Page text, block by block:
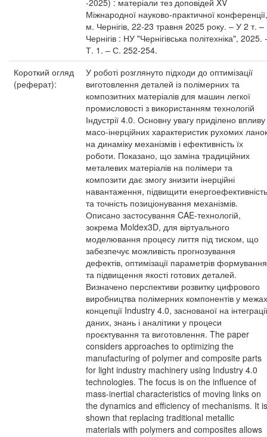
-2025) : матеріали тез доповідей XV
Міжнародної науково-практичної конференції,
м. Чернігів, 22-23 травня 2025 року. – У 2 т. –
Чернігів : НУ "Чернігівська політехніка", 2025. -
Т. 1. – С. 252-254.
Короткий огляд
(реферат):
У роботі розглянуто підходи до оптимізації
виготовлення деталей із полімерних та
композитних матеріалів для машин легкої
промисловості з використанням технологій
Індустрії 4.0. Основну увагу приділено впливу
масо-інерційних характеристик рухомих
на динаміку механізмів і ефективність їх
роботи. Показано, що заміна традиційних
металевих матеріалів на полімери та
композити дає змогу знизити інерційні
навантаження, підвищити енергоефективність
та точність позиціонування механізмів.
Описано застосування CAE-технологій,
зокрема Moldex3D, для віртуального
моделювання процесу лиття під тиском, що
забезпечує можливість прогнозування
дефектів, оптимізації параметрів формування
та підвищення якості готових деталей.
Визначено перспективи розвитку цифрового
виробництва полімерних компонентів у межах
концепції Industry 4.0, заснованої на інтеграції
даних, знань і аналітики у процеси
проєктування та виготовлення. The paper
considers approaches to optimizing the
manufacturing of polymer and composite parts
for light industry machinery using Industry 4.0
technologies. The focus is on the influence of
mass-inertial characteristics of moving links on
the dynamics and efficiency of mechanisms. It is
shown that replacing traditional metallic
materials with polymers and composites allows